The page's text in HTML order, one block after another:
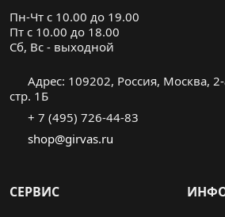
Пн-Чт с 10.00 до 19.00
Пт с 10.00 до 18.00
Cб, Вс - выходной
Адрес: 109202, Россия, Москва,
стр. 1Б
+ 7 (495) 726-44-83
shop@girvas.ru
СЕРВИС